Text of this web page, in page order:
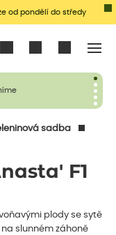
od pondělí do středy
sadba
F1
plody se sytě
slunném záhoně